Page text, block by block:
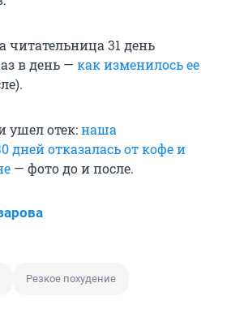
читательница 31 день
в день — как изменилось ее
ушел отек:наша
дней отказалась от кофе и
— фото до и после.
Резкое похудение